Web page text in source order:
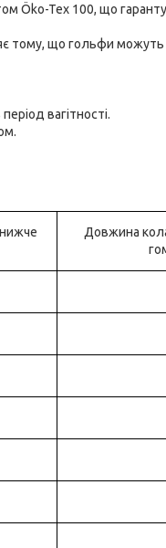
Öko-Tex 100, що
тому, що гольфи можуть
вагітності.
Довжина